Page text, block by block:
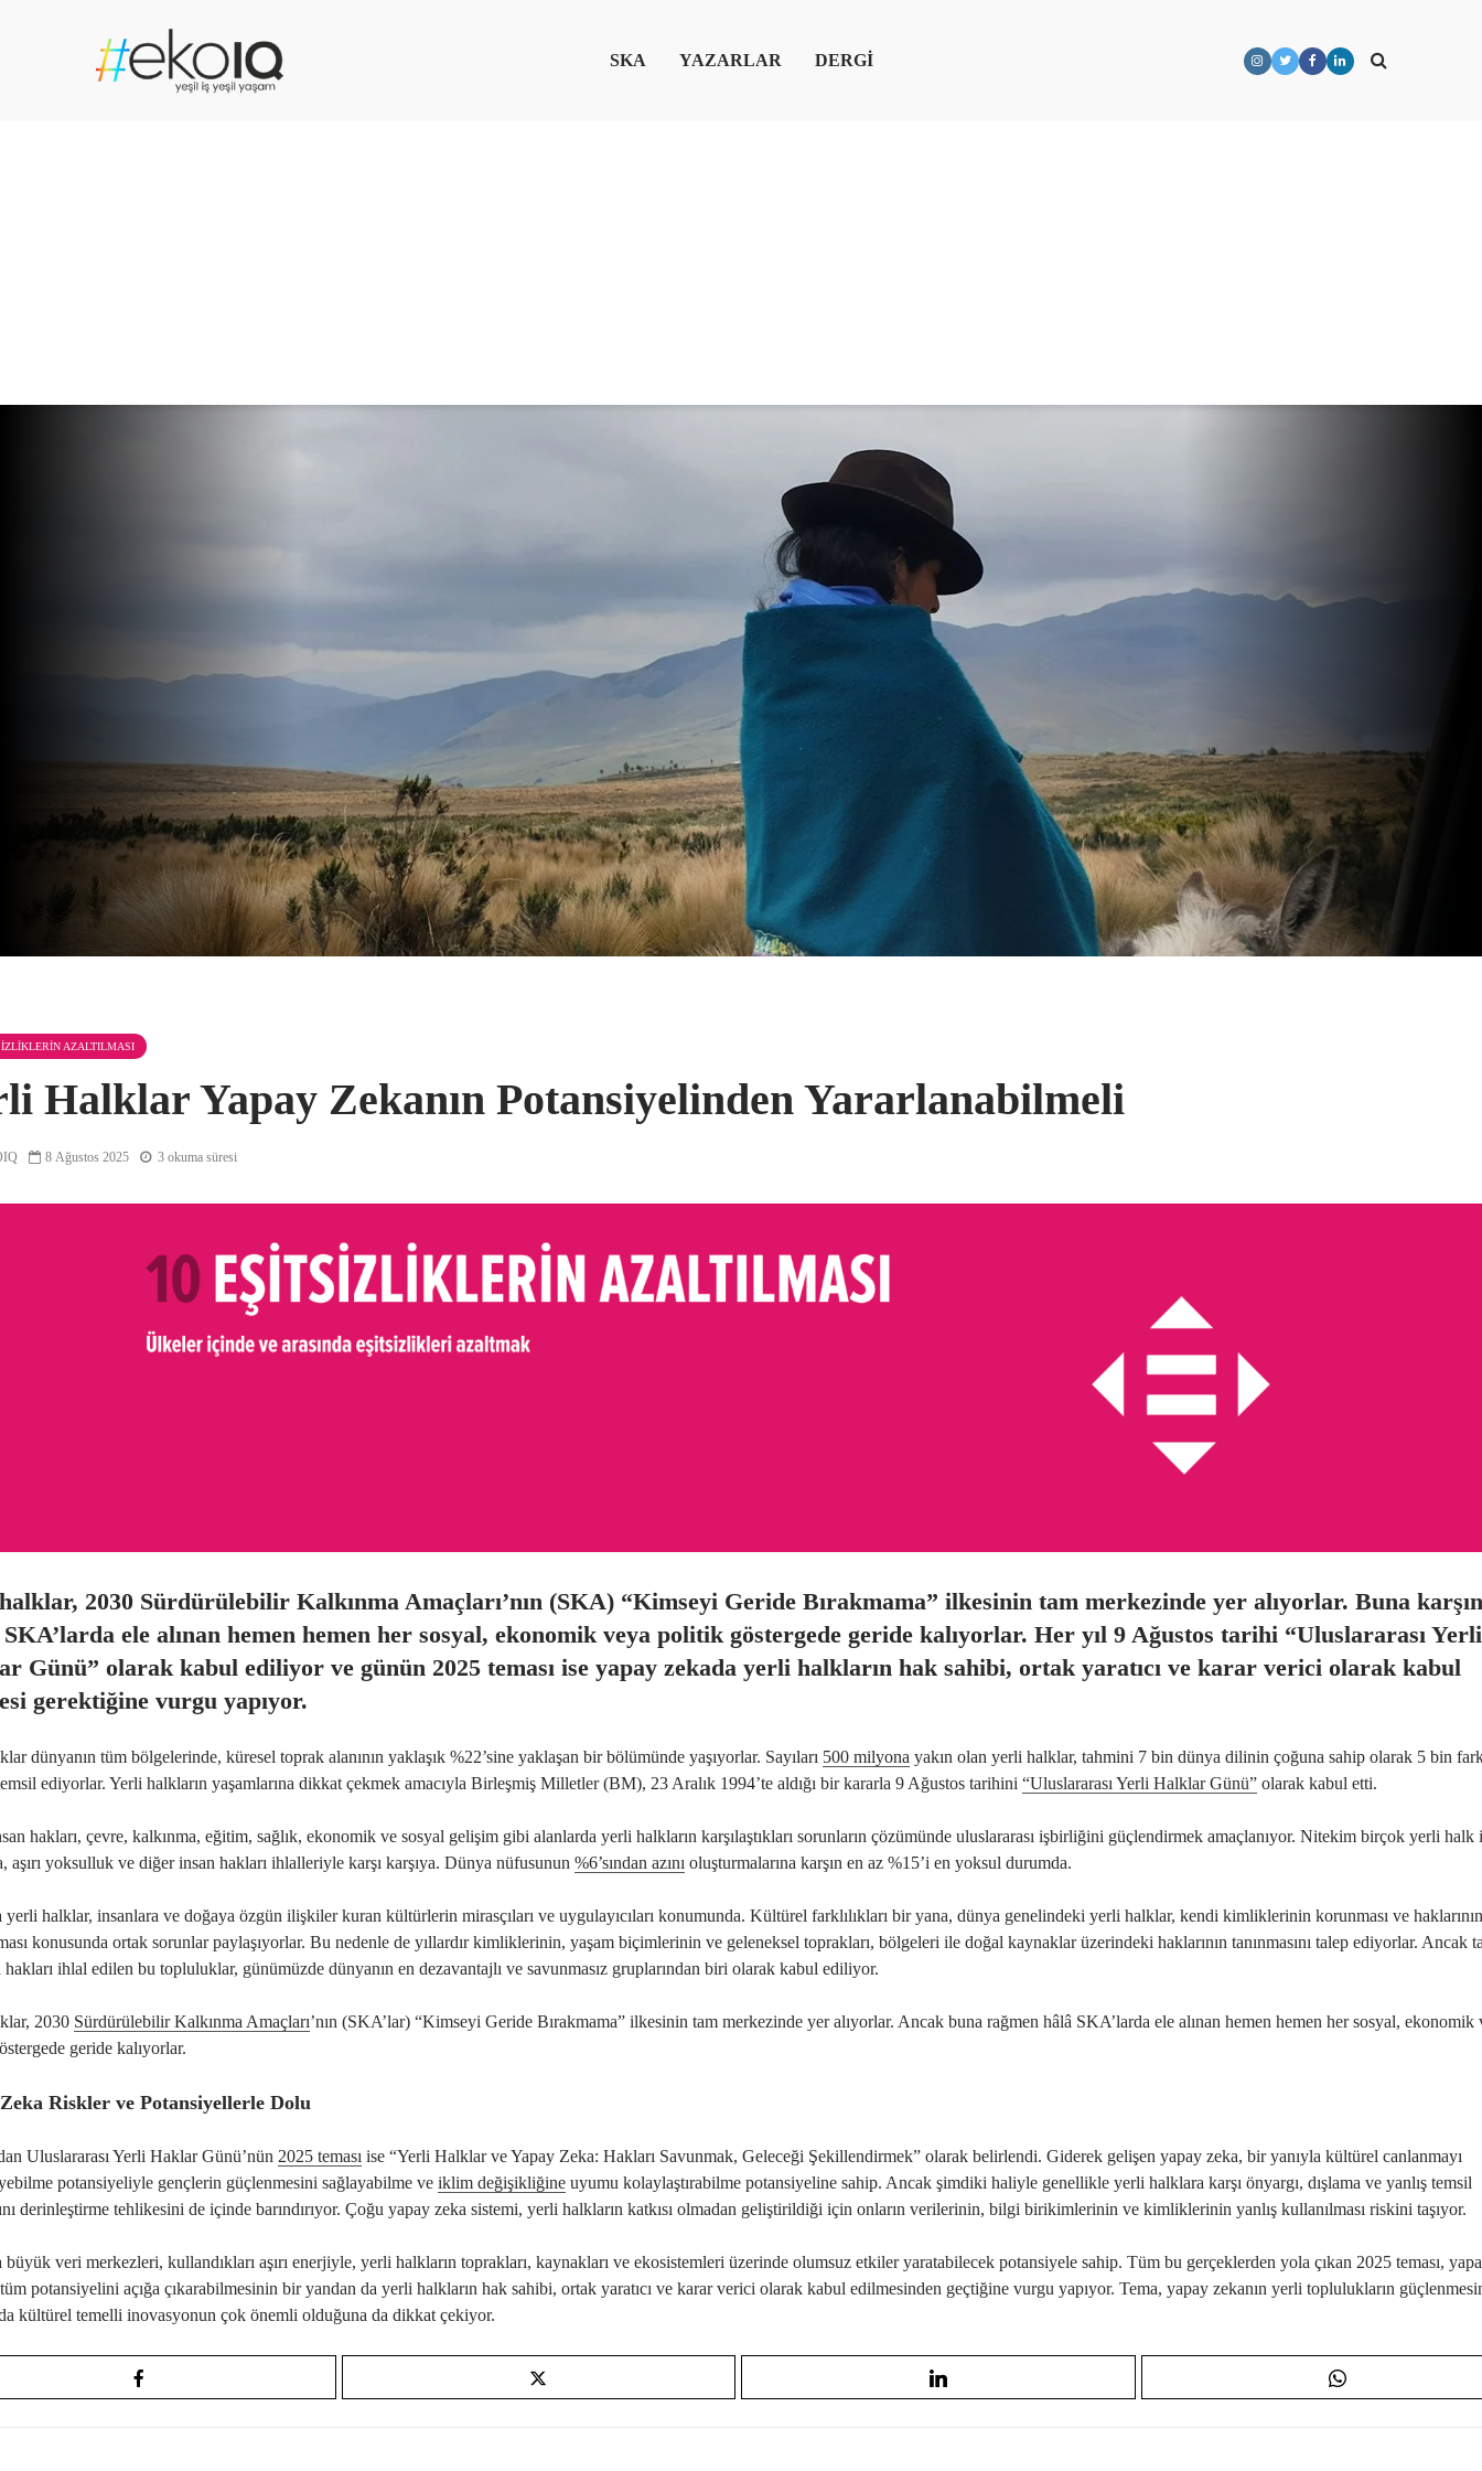
SKA YAZARLAR DERGİ
AZALTILMASI
Halklar Yapay Zekanın Potansiyelinden Yararlanabilmeli
8 Ağustos 2025 3 okuma süresi
2030 Sürdürülebilir Kalkınma Amaçları’nın (SKA) “Kimseyi Geride Bırakmama” ilkesinin tam merkezinde yer alıyorlar. Buna karşın
ele alınan hemen hemen her sosyal, ekonomik veya politik göstergede geride kalıyorlar. Her yıl 9 Ağustos tarihi “Uluslararası Yerli
Günü” olarak kabul ediliyor ve günün 2025 teması ise yapay zekada yerli halkların hak sahibi, ortak yaratıcı ve karar verici olarak kabul
gerektiğine vurgu yapıyor.
dünyanın tüm bölgelerinde, küresel toprak alanının yaklaşık %22’sine yaklaşan bir bölümünde yaşıyorlar. Sayıları 500 milyona yakın olan yerli halklar, tahmini 7 bin dünya dilinin çoğuna sahip olarak 5 bin
ediyorlar. Yerli halkların yaşamlarına dikkat çekmek amacıyla Birleşmiş Milletler (BM), 23 Aralık 1994’te aldığı bir kararla 9 Ağustos tarihini “Uluslararası Yerli Halklar Günü” olarak kabul etti.
hakları, çevre, kalkınma, eğitim, sağlık, ekonomik ve sosyal gelişim gibi alanlarda yerli halkların karşılaştıkları sorunların çözümünde uluslararası işbirliğini güçlendirmek amaçlanıyor. Nitekim birçok yerli halk
aşırı yoksulluk ve diğer insan hakları ihlalleriyle karşı karşıya. Dünya nüfusunun %6’sından azını oluşturmalarına karşın en az %15’i en yoksul durumda.
yerli halklar, insanlara ve doğaya özgün ilişkiler kuran kültürlerin mirasçıları ve uygulayıcıları konumunda. Kültürel farklılıkları bir yana, dünya genelindeki yerli halklar, kendi kimliklerinin korunması ve haklarının
konusunda ortak sorunlar paylaşıyorlar. Bu nedenle de yıllardır kimliklerinin, yaşam biçimlerinin ve geleneksel toprakları, bölgeleri ile doğal kaynaklar üzerindeki haklarının tanınmasını talep ediyorlar. Ancak
ihlal edilen bu topluluklar, günümüzde dünyanın en dezavantajlı ve savunmasız gruplarından biri olarak kabul ediliyor.
2030 Sürdürülebilir Kalkınma Amaçları’nın (SKA’lar) “Kimseyi Geride Bırakmama” ilkesinin tam merkezinde yer alıyorlar. Ancak buna rağmen hâlâ SKA’larda ele alınan hemen hemen her sosyal, ekonomik
geride kalıyorlar.
Riskler ve Potansiyellerle Dolu
Uluslararası Yerli Haklar Günü’nün 2025 teması ise “Yerli Halklar ve Yapay Zeka: Hakları Savunmak, Geleceği Şekillendirmek” olarak belirlendi. Giderek gelişen yapay zeka, bir yanıyla kültürel canlanmayı
potansiyeliyle gençlerin güçlenmesini sağlayabilme ve iklim değişikliğine uyumu kolaylaştırabilme potansiyeline sahip. Ancak şimdiki haliyle genellikle yerli halklara karşı önyargı, dışlama ve yanlış temsil
derinleştirme tehlikesini de içinde barındırıyor. Çoğu yapay zeka sistemi, yerli halkların katkısı olmadan geliştirildiği için onların verilerinin, bilgi birikimlerinin ve kimliklerinin yanlış kullanılması riskini taşıyor.
büyük veri merkezleri, kullandıkları aşırı enerjiyle, yerli halkların toprakları, kaynakları ve ekosistemleri üzerinde olumsuz etkiler yaratabilecek potansiyele sahip. Tüm bu gerçeklerden yola çıkan 2025 teması,
potansiyelini açığa çıkarabilmesinin bir yandan da yerli halkların hak sahibi, ortak yaratıcı ve karar verici olarak kabul edilmesinden geçtiğine vurgu yapıyor. Tema, yapay zekanın yerli toplulukların
kültürel temelli inovasyonun çok önemli olduğuna da dikkat çekiyor.